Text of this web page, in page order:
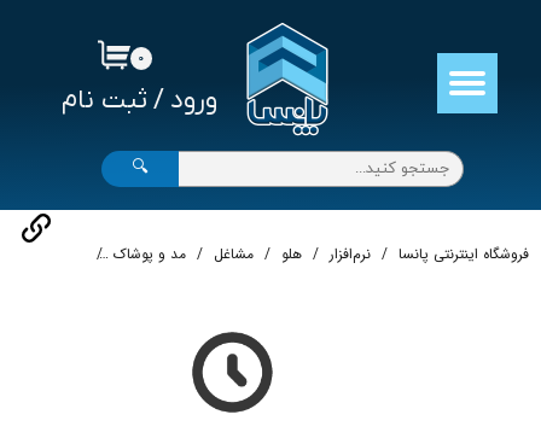
ورود / ثبت نام
حساب کاربری من
تغییر گذر واژه
سفارشات
خروج از حساب کاربری
۰
🔍
فروشگاه اینترنتی پانسا نرم‌افزار هلو مشاغل مد و پوشاک